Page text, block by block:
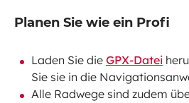
Planen Sie wie ein Profi
Laden Sie die GPX-Datei
Sie sie in die
Alle Radwege sind zudem